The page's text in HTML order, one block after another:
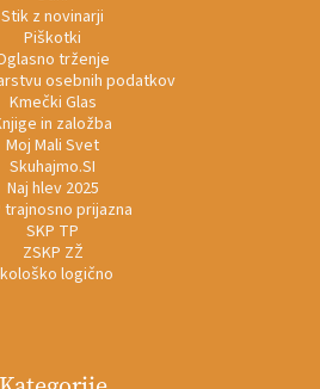
Stik z novinarji
Piškotki
trženje
osebnih podatkov
Kmečki Glas
in založba
Moj Mali Svet
Skuhajmo.SI
Naj hlev 2025
trajnosno prijazna
SKP TP
ZSKP ZŽ
logično